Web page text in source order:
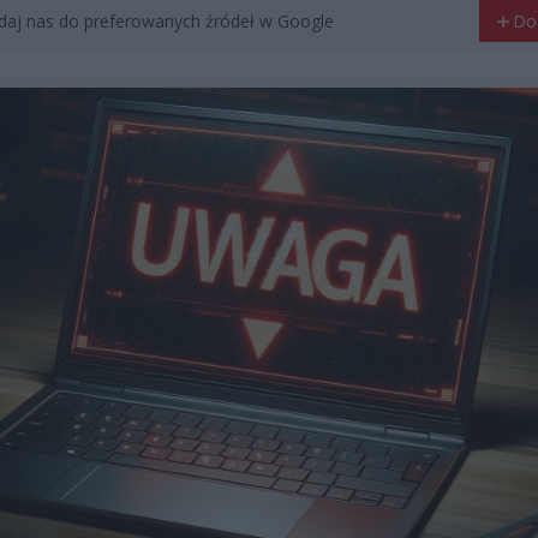
nas do preferowanych źródeł w Google